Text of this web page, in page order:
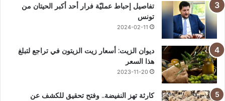
تفاصيل إحباط عمليّة فرار أحد أكبر الحيتان من
تونس
2024-02-11
ديوان الزيت: أسعار زيت الزيتون في تراجع لتبلغ
هذا السعر
2023-11-20
كارثة تهز النفيضة.. وفتح تحقيق للكشف عن